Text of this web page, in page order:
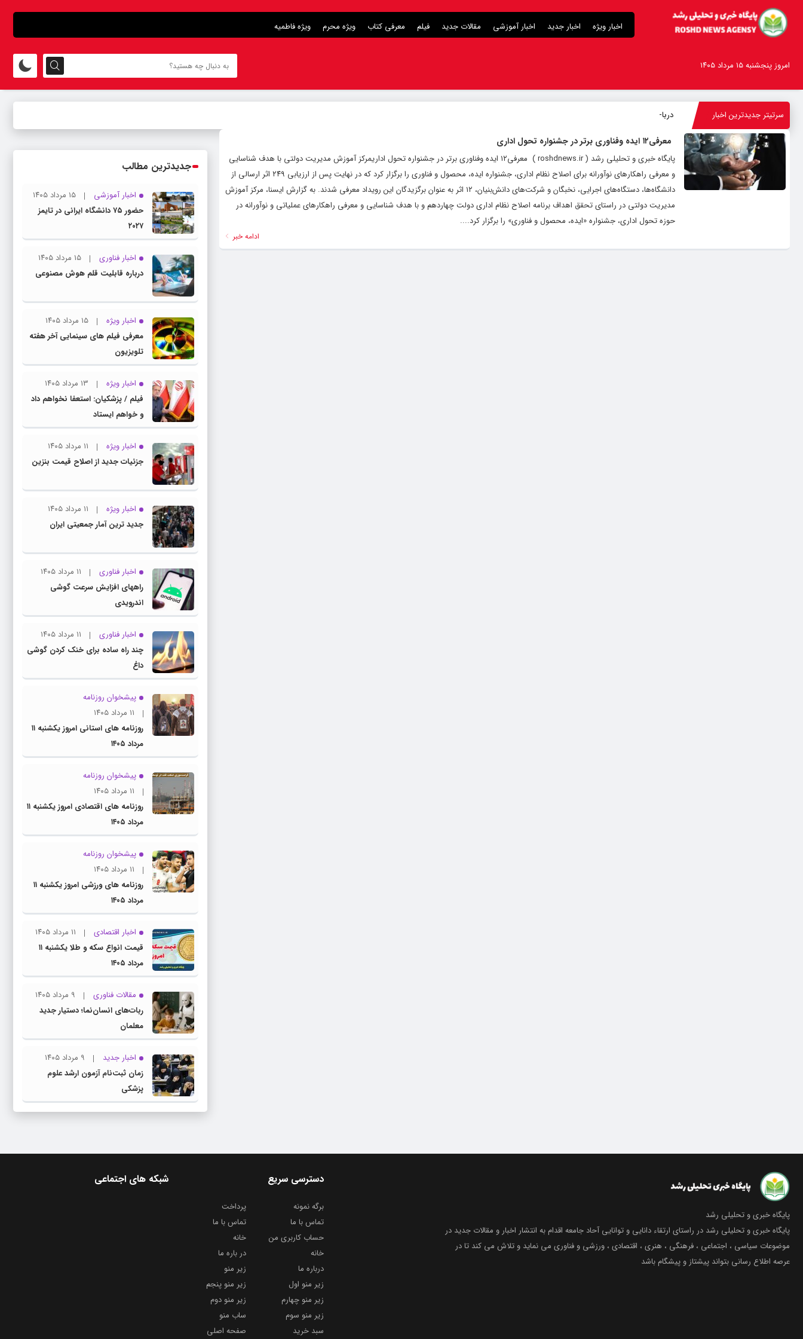
اخبار ویژه اخبار جدید اخبار آموزشی مقالات جدید فیلم معرفی کتاب ویژه محرم ویژه فاطمیه
امروز پنجشنبه ۱۵ مرداد ۱۴۰۵
سرتیتر جدیدترین اخبار درباره قابلیت
معرفی۱۲ ایده وفناوری برتر در جشنواره تحول اداری
پایگاه خبری و تحلیلی رشد ( roshdnews.ir ) معرفی۱۲ ایده وفناوری برتر در جشنواره تحول اداریمرکز آموزش مدیریت دولتی با هدف شناسایی
و معرفی راهکارهای نوآورانه برای اصلاح نظام اداری، جشنواره ایده، محصول و فناوری را برگزار کرد که در نهایت پس از ارزیابی ۲۴۹ اثر ارسالی از
دانشگاه‌ها، دستگاه‌های اجرایی، نخبگان و شرکت‌های دانش‌بنیان، ۱۲ اثر به عنوان برگزیدگان این رویداد معرفی شدند. به گزارش ایسنا، مرکز آموزش
مدیریت دولتی در راستای تحقق اهداف برنامه اصلاح نظام اداری دولت چهاردهم و با هدف شناسایی و معرفی راهکارهای عملیاتی و نوآورانه در
حوزه تحول اداری، جشنواره «ایده، محصول و فناوری» را برگزار کرد....
ادامه خبر
جدیدترین مطالب
اخبار آموزشی
۱۵ مرداد ۱۴۰۵
حضور ۷۵ دانشگاه ایرانی در تایمز
۲۰۲۷
اخبار فناوری
۱۵ مرداد ۱۴۰۵
درباره قابلیت قلم هوش مصنوعی
اخبار ویژه
۱۵ مرداد ۱۴۰۵
معرفی فیلم های سینمایی آخر هفته
تلویزیون
اخبار ویژه
۱۳ مرداد ۱۴۰۵
فیلم / پزشکیان: استعفا نخواهم داد
و خواهم ایستاد
اخبار ویژه
۱۱ مرداد ۱۴۰۵
جزئیات جدید از اصلاح قیمت بنزین
اخبار ویژه
۱۱ مرداد ۱۴۰۵
جدید ترین آمار جمعیتی ایران
اخبار فناوری
۱۱ مرداد ۱۴۰۵
راههای افزایش سرعت گوشی
اندرویدی
اخبار فناوری
۱۱ مرداد ۱۴۰۵
چند راه‌ ساده برای خنک کردن گوشی
داغ
پیشخوان روزنامه
۱۱ مرداد ۱۴۰۵
روزنامه های استانی امروز یکشنبه ۱۱
مرداد ۱۴۰۵
پیشخوان روزنامه
۱۱ مرداد ۱۴۰۵
روزنامه های اقتصادی امروز یکشنبه ۱۱
مرداد ۱۴۰۵
پیشخوان روزنامه
۱۱ مرداد ۱۴۰۵
روزنامه های ورزشی امروز یکشنبه ۱۱
مرداد ۱۴۰۵
اخبار اقتصادی
۱۱ مرداد ۱۴۰۵
قیمت انواع سکه و طلا یکشنبه ۱۱
مرداد ۱۴۰۵
مقالات فناوری
۹ مرداد ۱۴۰۵
ربات‌های انسان‌نما؛ دستیار جدید
معلمان
اخبار جدید
۹ مرداد ۱۴۰۵
زمان ثبت‌نام آزمون ارشد علوم
پزشکی
پایگاه خبری و تحلیلی رشد
پایگاه خبری و تحلیلی رشد در راستای ارتقاء دانایی و توانایی آحاد جامعه اقدام به انتشار اخبار و مقالات جدید در
موضوعات سیاسی ، اجتماعی ، فرهنگی ، هنری ، اقتصادی ، ورزشی و فناوری می نماید و تلاش می کند تا در
عرصه اطلاع رسانی بتواند پیشتاز و پیشگام باشد
شبکه های اجتماعی دسترسی سریع
برگه نمونه
پرداخت
تماس با ما
تماس با ما
حساب کاربری من
خانه
خانه
در باره ما
درباره ما
زیر منو
زیر منو اول
زیر منو پنجم
زیر منو چهارم
زیر منو دوم
زیر منو سوم
ساب منو
سبد خرید
صفحه اصلی